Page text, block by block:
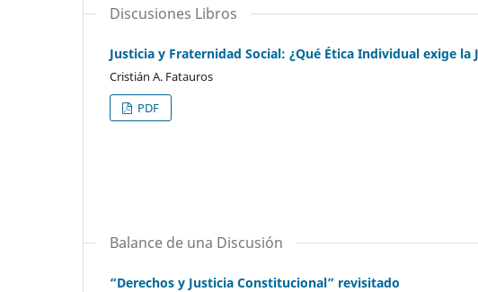
Discusiones Libros
Justicia y Fraternidad Social: ¿Qué Ética Individual exige la
Cristián A. Fatauros
PDF
Balance de una Discusión
“Derechos y Justicia Constitucional” revisitado